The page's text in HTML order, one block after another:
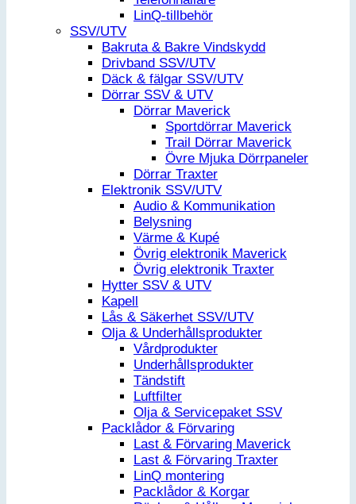
LinQ-tillbehör
SSV/UTV
Bakruta & Bakre Vindskydd
Drivband SSV/UTV
Däck & fälgar SSV/UTV
Dörrar SSV & UTV
Dörrar Maverick
Sportdörrar Maverick
Trail Dörrar Maverick
Övre Mjuka Dörrpaneler
Dörrar Traxter
Elektronik SSV/UTV
Audio & Kommunikation
Belysning
Värme & Kupé
Övrig elektronik Maverick
Övrig elektronik Traxter
Hytter SSV & UTV
Kapell
Lås & Säkerhet SSV/UTV
Olja & Underhållsprodukter
Vårdprodukter
Underhållsprodukter
Tändstift
Luftfilter
Olja & Servicepaket SSV
Packlådor & Förvaring
Last & Förvaring Maverick
Last & Förvaring Traxter
LinQ montering
Packlådor & Korgar